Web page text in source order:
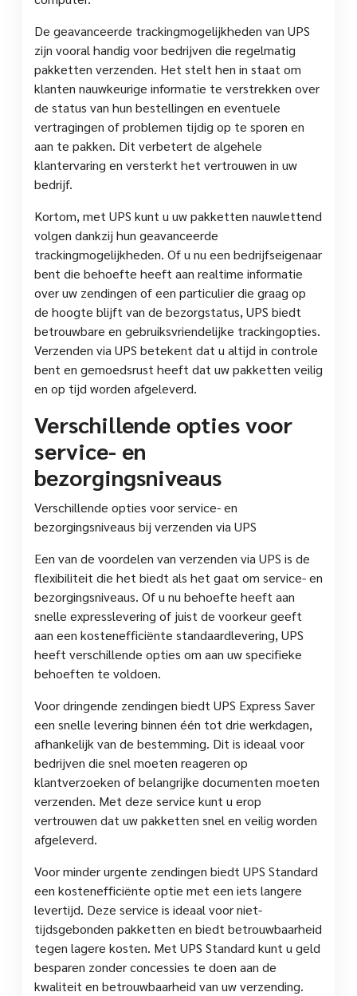
De geavanceerde trackingmogelijkheden van UPS
zijn vooral handig voor bedrijven die regelmatig
pakketten verzenden. Het stelt hen in staat om
klanten nauwkeurige informatie te verstrekken over
de status van hun bestellingen en eventuele
vertragingen of problemen tijdig op te sporen en
aan te pakken. Dit verbetert de algehele
klantervaring en versterkt het vertrouwen in uw
bedrijf.
Kortom, met UPS kunt u uw pakketten nauwlettend
volgen dankzij hun geavanceerde
trackingmogelijkheden. Of u nu een bedrijfseigenaar
bent die behoefte heeft aan realtime informatie
over uw zendingen of een particulier die graag op
de hoogte blijft van de bezorgstatus, UPS biedt
betrouwbare en gebruiksvriendelijke trackingopties.
Verzenden via UPS betekent dat u altijd in controle
bent en gemoedsrust heeft dat uw pakketten veilig
en op tijd worden afgeleverd.
Verschillende opties voor
service- en
bezorgingsniveaus
Verschillende opties voor service- en
bezorgingsniveaus bij verzenden via UPS
Een van de voordelen van verzenden via UPS is de
flexibiliteit die het biedt als het gaat om service- en
bezorgingsniveaus. Of u nu behoefte heeft aan
snelle expresslevering of juist de voorkeur geeft
aan een kostenefficiënte standaardlevering, UPS
heeft verschillende opties om aan uw specifieke
behoeften te voldoen.
Voor dringende zendingen biedt UPS Express Saver
een snelle levering binnen één tot drie werkdagen,
afhankelijk van de bestemming. Dit is ideaal voor
bedrijven die snel moeten reageren op
klantverzoeken of belangrijke documenten moeten
verzenden. Met deze service kunt u erop
vertrouwen dat uw pakketten snel en veilig worden
afgeleverd.
Voor minder urgente zendingen biedt UPS Standard
een kostenefficiënte optie met een iets langere
levertijd. Deze service is ideaal voor niet-
tijdsgebonden pakketten en biedt betrouwbaarheid
tegen lagere kosten. Met UPS Standard kunt u geld
besparen zonder concessies te doen aan de
kwaliteit en betrouwbaarheid van uw verzending.